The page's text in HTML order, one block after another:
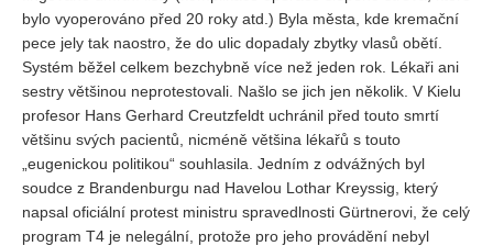
bylo vyoperováno před 20 roky atd.) Byla města, kde kremační
pece jely tak naostro, že do ulic dopadaly zbytky vlasů obětí.
Systém běžel celkem bezchybně více než jeden rok. Lékaři ani
sestry většinou neprotestovali. Našlo se jich jen několik. V Kielu
profesor Hans Gerhard Creutzfeldt uchránil před touto smrtí
většinu svých pacientů, nicméně většina lékařů s touto
„eugenickou politikou“ souhlasila. Jedním z odvážných byl
soudce z Brandenburgu nad Havelou Lothar Kreyssig, který
napsal oficiální protest ministru spravedlnosti Gürtnerovi, že celý
program T4 je nelegální, protože pro jeho provádění nebyl